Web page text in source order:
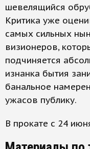
шевелящийся
Критика уже
самых сильных
визионеров,
подчиняется
изнанка бытия
банальное
ужасов публику.
В прокате с 24